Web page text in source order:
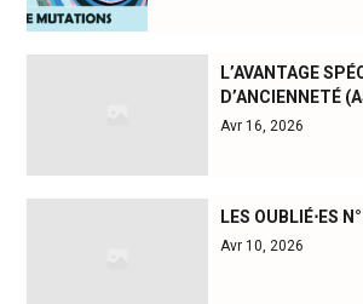
L’AVANTAGE
D’ANCIENNETÉ
Avr 16, 2026
LES OUBLIÉ⋅ES
Avr 10, 2026